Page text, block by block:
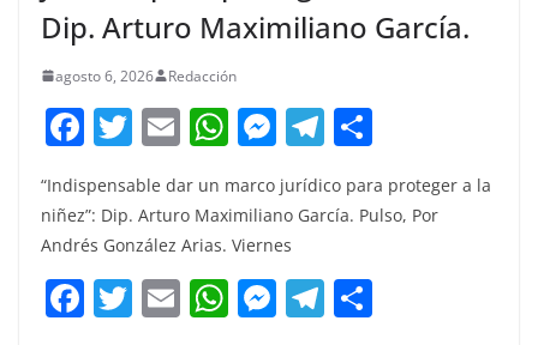
Dip. Arturo Maximiliano García.
agosto 6, 2026 Redacción
F
c
e
b
o
T
w
itt
er
E
ai
l
W
at
s
A
p
M
e
ss
e
n
g
T
e
a
m
m
“Indispensable dar un marco jurídico para proteger a la
niñez”: Dip. Arturo Maximiliano García. Pulso, Por
Andrés González Arias. Viernes
F T E W M T